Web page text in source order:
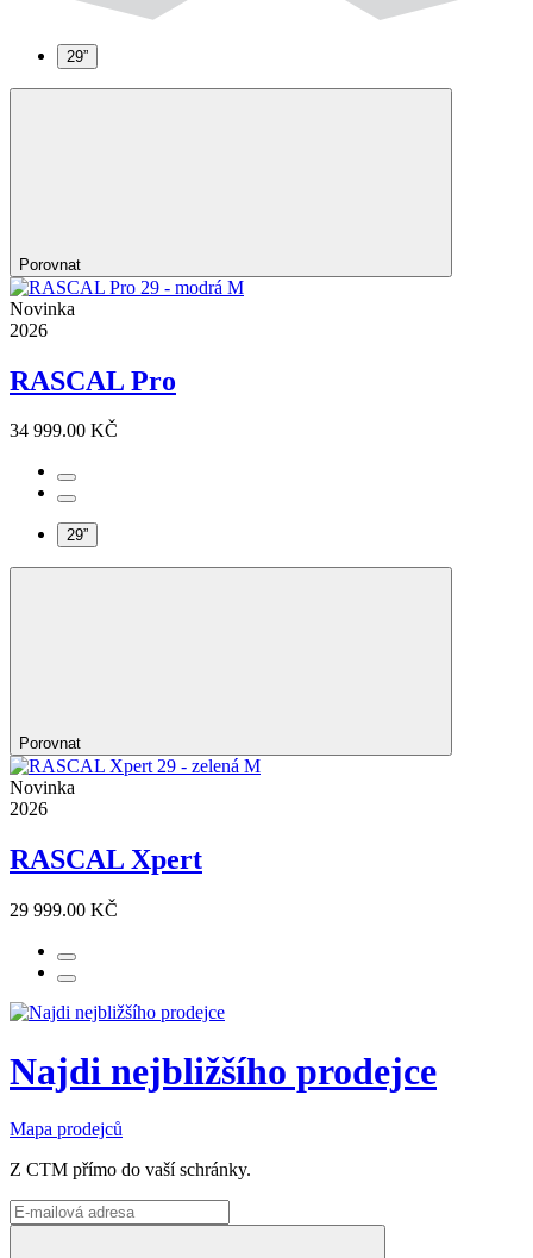
29”
Porovnat
Novinka
2026
RASCAL Pro
34 999.00 KČ
29”
Porovnat
Novinka
2026
RASCAL Xpert
29 999.00 KČ
Najdi nejbližšího prodejce
Mapa prodejců
Z CTM přímo do vaší schránky.